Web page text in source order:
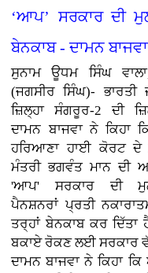
‘ਆਪ’ ਸਰਕਾਰ ਦੀ
ਬੇਨਕਾਬ - ਦਾਮਨ ਬਾਜਵਾ
ਸੁਨਾਮ ਊਧਮ ਸਿੰਘ
(ਜਗਸੀਰ ਸਿੰਘ)-ਭਾਰਤੀ
ਜ਼ਿਲ੍ਹਾ ਸੰਗਰੂਰ-2 ਦੀ
ਦਾਮਨ ਬਾਜਵਾ ਨੇ ਕਿਹਾ
ਹਰਿਆਣਾ ਹਾਈ ਕੋਰਟ
ਮੰਤਰੀ ਭਗਵੰਤ ਮਾਨ ਦੀ
'ਆਪ' ਸਰਕਾਰ ਦੀ
ਪੈਨਸ਼ਨਰਾਂ ਪ੍ਰਤੀ
ਤਰ੍ਹਾਂ ਬੇਨਕਾਬ ਕਰ
ਬਕਾਏ ਰੋਕਣ ਲਈ ਸਰਕਾਰ
ਦਾਮਨ ਬਾਜਵਾ ਨੇ ਕਿਹਾ